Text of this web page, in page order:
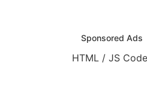
Sponsored Ads
HTML / JS Code